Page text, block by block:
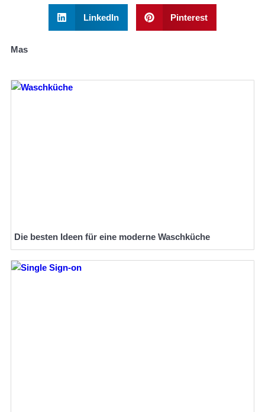
LinkedIn Pinterest
Mas
Die besten Ideen für eine moderne Waschküche